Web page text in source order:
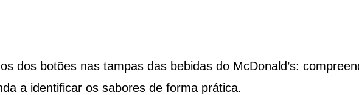
dos botões nas tampas das bebidas do McDonald’s:
a identificar os sabores de forma prática.